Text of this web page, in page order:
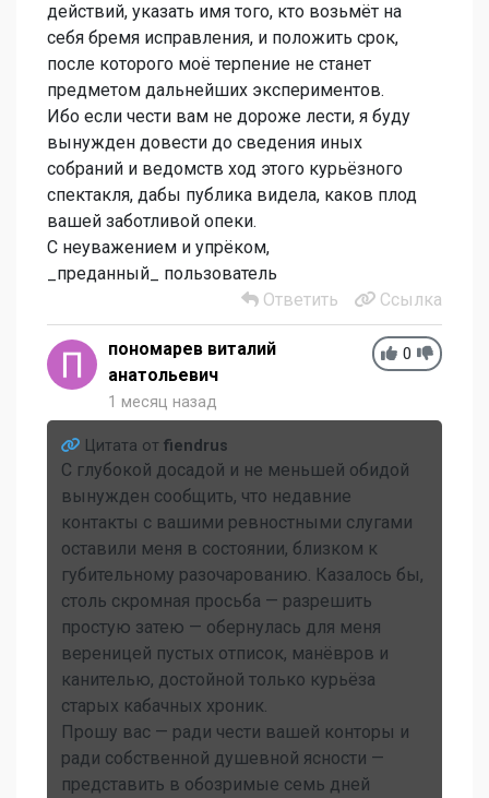
действий, указать имя того, кто возьмёт на
себя бремя исправления, и положить срок,
после которого моё терпение не станет
предметом дальнейших экспериментов.
Ибо если чести вам не дороже лести, я буду
вынужден довести до сведения иных
собраний и ведомств ход этого курьёзного
спектакля, дабы публика видела, каков плод
вашей заботливой опеки.
С неуважением и упрёком,
_преданный_ пользователь
Ответить
Ссылка
0
пономарев виталий
анатольевич
1 месяц назад
Цитата от fiendrus
С глубокой досадой и не меньшей обидой
вынужден сообщить, что недавние
контакты с вашими ревностными слугами
оставили меня в состоянии, близком к
губительному разочарованию. Казалось бы,
столь скромная просьба — разрешить
простую затею — обернулась для меня
вереницей пустых отписок, манёвров и
канителью, достойной только курьёза
старых кабачных хроник.
Прошу вас — ради чести вашей конторы и
ради собственной душевной ясности —
представить в обозримые семь дней